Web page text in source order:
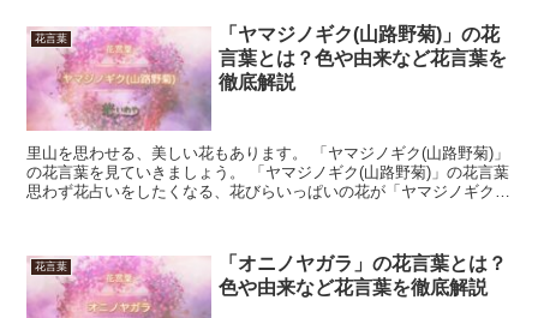
花言葉
「ヤマジノギク(山路野菊)」の花
言葉とは？色や由来など花言葉を
徹底解説
里山を思わせる、美しい花もあります。 「ヤマジノギク(山路野菊)」
の花言葉を見ていきましょう。 「ヤマジノギク(山路野菊)」の花言葉
思わず花占いをしたくなる、花びらいっぱいの花が「ヤマジノギク
花言葉
「オニノヤガラ」の花言葉とは？
色や由来など花言葉を徹底解説